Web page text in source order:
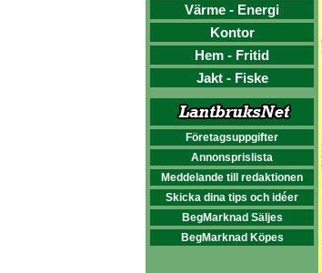
Värme - Energi
Kontor
Hem - Fritid
Jakt - Fiske
Företagsuppgifter
Annonsprislista
Meddelande till redaktionen
Skicka dina tips och idéer
BegMarknad Säljes
BegMarknad Köpes